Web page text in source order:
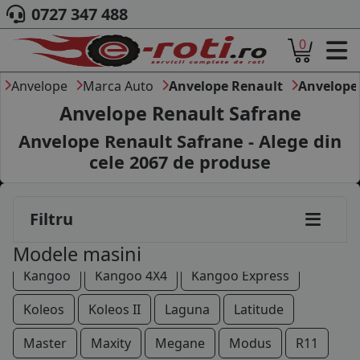
ACASA
DESPRE NOI
ANVELOPE
AUTO
CAMION
MOTO
MARCA AUTO
BLOG
B2B - COLABORARE COMPANII
CONT
0727 347 488
0
Anvelope Marca Auto Anvelope Renault
Anvelope Renault Safrane
Anvelope Renault Safrane - Alege din
cele 2067 de produse
Filtru
Modele masini
Kangoo
Kangoo 4X4
Kangoo Express
Koleos
Koleos II Laguna
Latitude
Master
Maxity Megane Modus
R11